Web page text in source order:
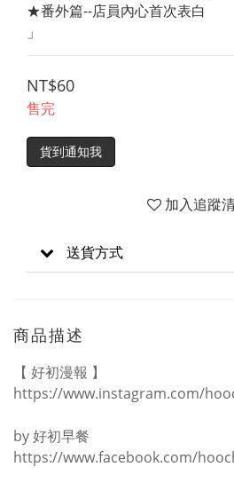
★番外篇--店員內心首次表白
」
NT$60
售完
貨到通知我
加入追蹤
送貨方式
商品描述
【 好初漫報 】
https://www.instagram.com/
by 好初早餐
https://www.facebook.com/